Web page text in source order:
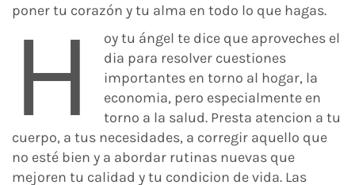
poner tu corazón y tu alma en todo lo que hagas.
H
oy tu ángel te dice que aproveches el
dia para resolver cuestiones
importantes en torno al hogar, la
economia, pero especialmente en
torno a la salud. Presta atencion a tu
cuerpo, a tus necesidades, a corregir aquello que
no esté bien y a abordar rutinas nuevas que
mejoren tu calidad y tu condicion de vida. Las